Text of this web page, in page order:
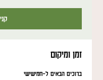
זמן ומיקום
ברוכים הבאים ל-חמישישי